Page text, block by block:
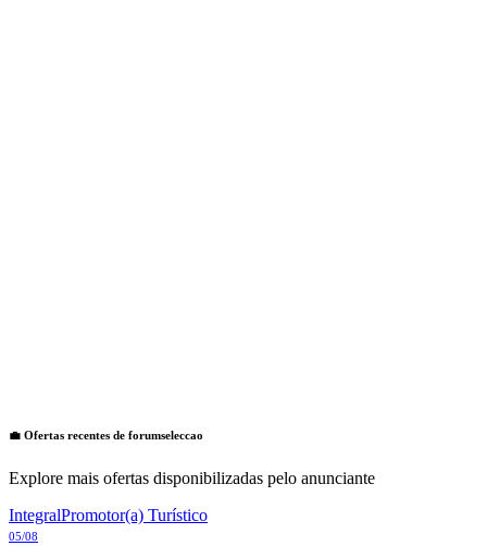
💼 Ofertas recentes de forumseleccao
Explore mais ofertas disponibilizadas pelo anunciante
IntegralPromotor(a) Turístico
05/08